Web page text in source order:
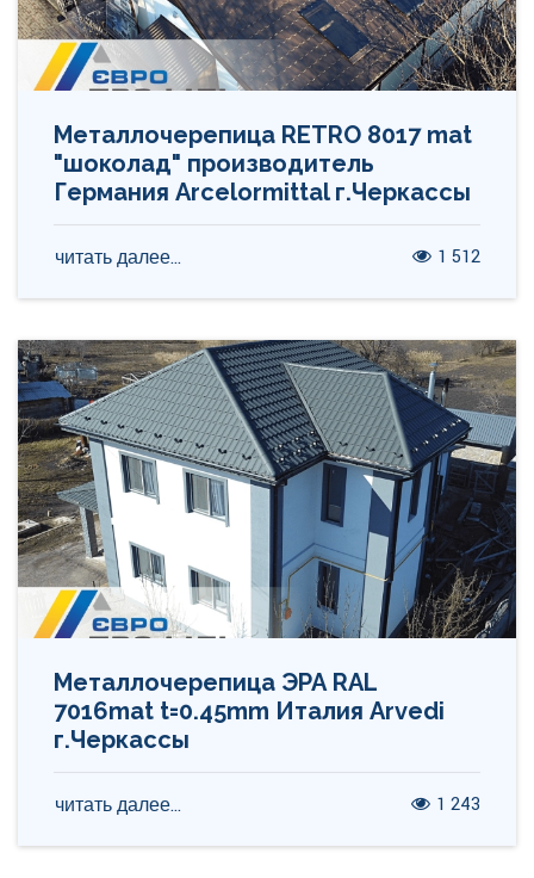
Металлочерепица RETRO 8017 mat
"шоколад" производитель
Германия Arcelormittal г.Черкассы
читать далее... 1 512
Металлочерепица ЭРА RAL
7016mat t=0.45mm Италия Arvedi
г.Черкассы
читать далее... 1 243